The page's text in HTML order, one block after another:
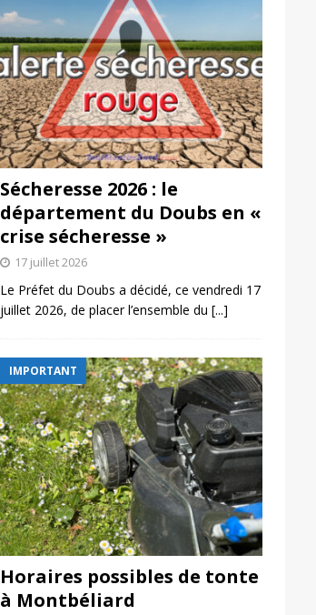
Sécheresse 2026 : le
département du Doubs en «
crise sécheresse »
17 juillet 2026
Le Préfet du Doubs a décidé, ce vendredi 17
juillet 2026, de placer l’ensemble du [...]
IMPORTANT
Horaires possibles de tonte
à Montbéliard